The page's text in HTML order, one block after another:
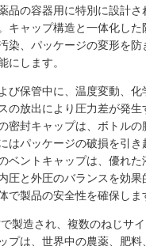
品の容器用に特別に設計さ
キャップ構造と一体化した
染、パッケージの変形を防
にします。
び保管中に、温度変動、化
の放出により圧力差が発生
密封キャップは、ボトルの
はパッケージの破損を引き
ベントキャップは、優れた
圧と外圧のバランスを効果
で製品の安全性を確保しま
製造され、複数のねじサ
プは、世界中の農薬、肥料